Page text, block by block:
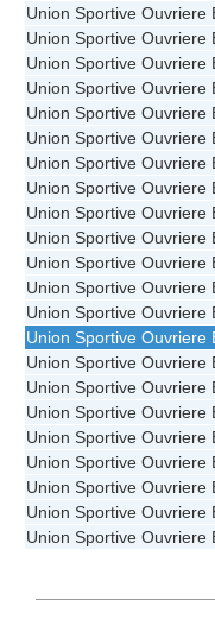
Union Sportive Ouvriere
Union Sportive Ouvriere
Union Sportive Ouvriere
Union Sportive Ouvriere
Union Sportive Ouvriere
Union Sportive Ouvriere
Union Sportive Ouvriere
Union Sportive Ouvriere
Union Sportive Ouvriere
Union Sportive Ouvriere
Union Sportive Ouvriere
Union Sportive Ouvriere
Union Sportive Ouvriere
Union Sportive Ouvriere
Union Sportive Ouvriere
Union Sportive Ouvriere
Union Sportive Ouvriere
Union Sportive Ouvriere
Union Sportive Ouvriere
Union Sportive Ouvriere
Union Sportive Ouvriere
Union Sportive Ouvriere